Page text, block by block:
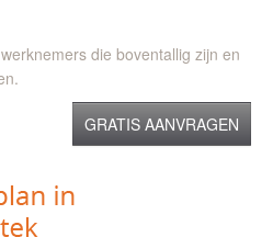
die boventallig zijn en
GRATIS AANVRAGEN